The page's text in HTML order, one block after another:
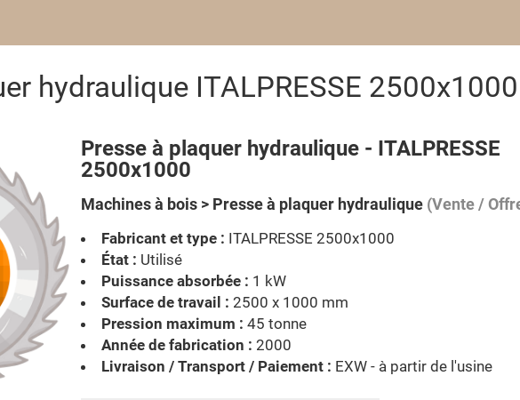
hydraulique ITALPRESSE 2500x1000
Presse à plaquer hydraulique - ITALPRESSE
2500x1000
Machines à bois > Presse à plaquer hydraulique (Vente /
Fabricant et type : ITALPRESSE 2500x1000
État : Utilisé
Puissance absorbée : 1 kW
Surface de travail : 2500 x 1000 mm
Pression maximum : 45 tonne
Année de fabrication : 2000
Livraison / Transport / Paiement : EXW - à partir de l'usine